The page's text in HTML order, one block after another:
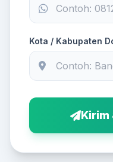
Kota / Kabupaten
Kirim